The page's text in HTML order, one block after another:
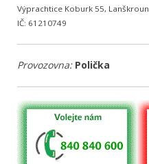
Výprachtice Koburk 55, Lanškroun
IČ: 61210749
Provozovna: Polička